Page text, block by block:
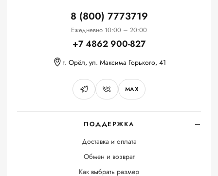
ПОДДЕРЖКА
Доставка и оплата
Обмен и возврат
Как выбрать размер
8 (800) 7773719
Ежедневно 10:00 – 20:00
+7 4862 900-827
г. Орёл, ул. Максима Горького, 41
MAX